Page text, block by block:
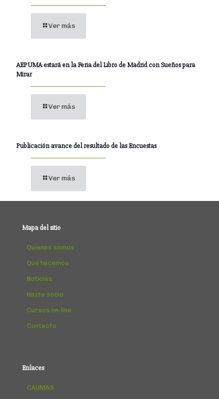
Ver más
AEPUMA estará en la Feria del Libro de Madrid con Sueños para
Mirar
Ver más
Publicación avance del resultado de las Encuestas
Ver más
Mapa del sitio
Quienes somos
Qué hacemos
Noticias
Hazte socio
Cursos on-line
Contacto
Enlaces
CAUMAS